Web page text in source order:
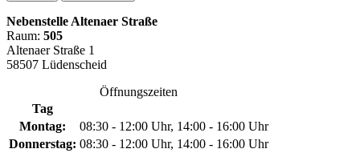
Nebenstelle Altenaer Straße
Raum: 505
Altenaer Straße 1
58507 Lüdenscheid
Öffnungszeiten
Tag
Montag:
08:30 - 12:00 Uhr, 14:00 - 16:00 Uhr
Donnerstag: 08:30 - 12:00 Uhr, 14:00 - 16:00 Uhr